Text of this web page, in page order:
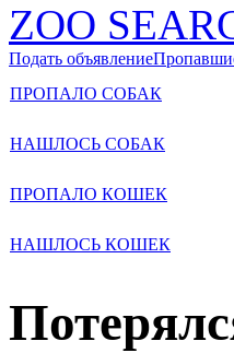
ZOO
Подать объявление
ПРОПАЛО СОБАК
НАШЛОСЬ СОБАК
ПРОПАЛО КОШЕК
НАШЛОСЬ КОШЕК